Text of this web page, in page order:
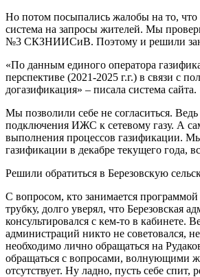
Но потом посыпались жалобы на то,
система на запросы жителей. Мы
№3 СКЗНИИСиВ. Поэтому и решили
«По данным единого оператора
перспективе (2021-2025 г.г.) в связи с
догазификация» – писала система сайта.
Мы позволили себе не согласиться.
подключения ИЖС к сетевому газу. А
выполнения процессов газификации.
газификации в декабре текущего года,
Решили обратиться в Березовскую
С вопросом, кто занимается
трубку, долго уверял, что
консультировался с кем-то в
администраций никто не советовался,
необходимо лично обращаться на
обращаться с вопросами, волнующими
отсутствует. Ну ладно, пусть себе